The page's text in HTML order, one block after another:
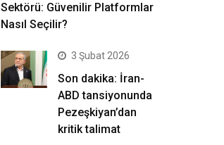
Sektörü: Güvenilir Platformlar
Nasıl Seçilir?
3 Şubat 2026
Son dakika: İran-
ABD tansiyonunda
Pezeşkiyan’dan
kritik talimat